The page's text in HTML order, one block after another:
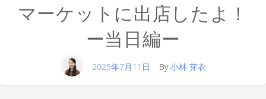
マーケットに出店したよ！
ー当日編ー
2025年7月11日 By小林 芽衣